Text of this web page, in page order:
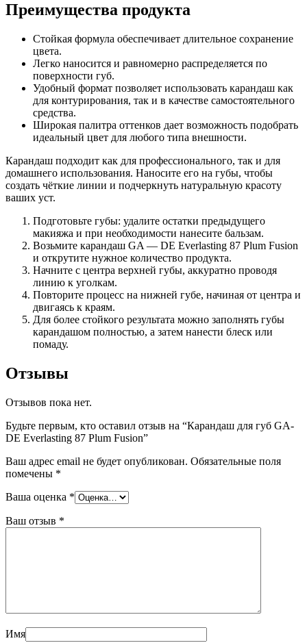
Преимущества продукта
Стойкая формула обеспечивает длительное сохранение
цвета.
Легко наносится и равномерно распределяется по
поверхности губ.
Удобный формат позволяет использовать карандаш как
для контурирования, так и в качестве самостоятельного
средства.
Широкая палитра оттенков дает возможность подобрать
идеальный цвет для любого типа внешности.
Карандаш подходит как для профессионального, так и для
домашнего использования. Наносите его на губы, чтобы
создать чёткие линии и подчеркнуть натуральную красоту
ваших уст.
Подготовьте губы: удалите остатки предыдущего
макияжа и при необходимости нанесите бальзам.
Возьмите карандаш GA — DE Everlasting 87 Plum Fusion
и открутите нужное количество продукта.
Начните с центра верхней губы, аккуратно проводя
линию к уголкам.
Повторите процесс на нижней губе, начиная от центра и
двигаясь к краям.
Для более стойкого результата можно заполнять губы
карандашом полностью, а затем нанести блеск или
помаду.
Отзывы
Отзывов пока нет.
Будьте первым, кто оставил отзыв на “Карандаш для губ GA-
DE Everlasting 87 Plum Fusion”
Ваш адрес email не будет опубликован. Обязательные поля
помечены *
Ваша оценка *
Ваш отзыв *
Имя